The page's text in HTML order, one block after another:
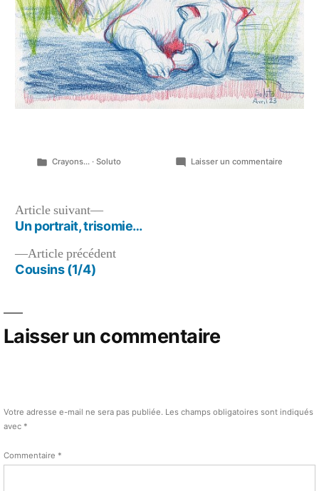
Publié
Crayons...· Soluto Laisser un commentairesur
Navigation
de
l’article
Article précédentArticle
Cousins (1/4)
Article suivant
Article
suivant :
Un portrait, trisomie…
Laisser un commentaire
Votre adresse e-mail ne sera pas publiée. Les champs obligatoires sont indiqués
avec *
Commentaire *